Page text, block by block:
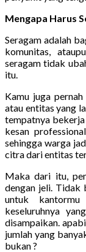
Mengapa Harus
Seragam adalah
komunitas,
seragam tidak
itu.
Kamu juga
atau entitas yang
tempatnya bekerja
kesan
sehingga warga
citra dari entitas
Maka dari itu,
dengan jeli. Tidak
untuk
keseluruhnya
disampaikan.
jumlah yang
bukan ?